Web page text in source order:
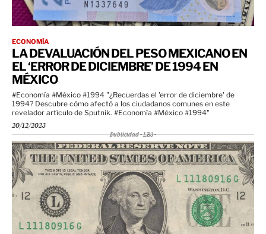
ECONOMÍA
LA DEVALUACIÓN DEL PESO MEXICANO EN
EL ‘ERROR DE DICIEMBRE’ DE 1994 EN
MÉXICO
#Economía #México #1994 "¿Recuerdas el 'error de diciembre' de
1994? Descubre cómo afectó a los ciudadanos comunes en este
revelador artículo de Sputnik. #Economía #México #1994"
20/12/2023
Publicidad - LB3 -